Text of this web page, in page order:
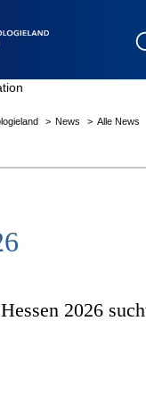
News Alle News
2026